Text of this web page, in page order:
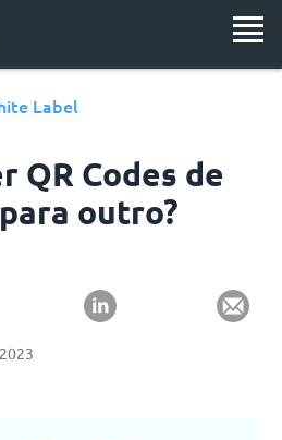
Label
QR Codes de
outro?